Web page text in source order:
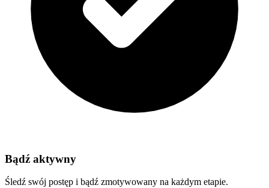
Bądź aktywny
Śledź swój postęp i bądź zmotywowany na każdym etapie.